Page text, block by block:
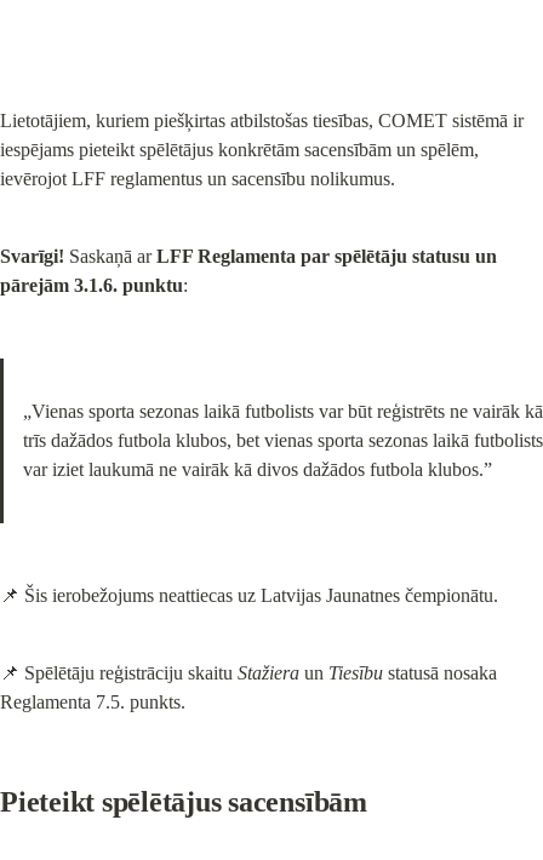
Lietotājiem, kuriem piešķirtas atbilstošas tiesības, COMET sistēmā ir
iespējams pieteikt spēlētājus konkrētām sacensībām un spēlēm,
ievērojot LFF reglamentus un sacensību nolikumus.
Svarīgi! Saskaņā ar LFF Reglamenta par spēlētāju statusu un
pārejām 3.1.6. punktu:
„Vienas sporta sezonas laikā futbolists var būt reģistrēts ne vairāk kā
trīs dažādos futbola klubos, bet vienas sporta sezonas laikā futbolists
var iziet laukumā ne vairāk kā divos dažādos futbola klubos.”
📌 Šis ierobežojums neattiecas uz Latvijas Jaunatnes čempionātu.
📌 Spēlētāju reģistrāciju skaitu Stažiera un Tiesību statusā nosaka
Reglamenta 7.5. punkts.
Pieteikt spēlētājus sacensībām